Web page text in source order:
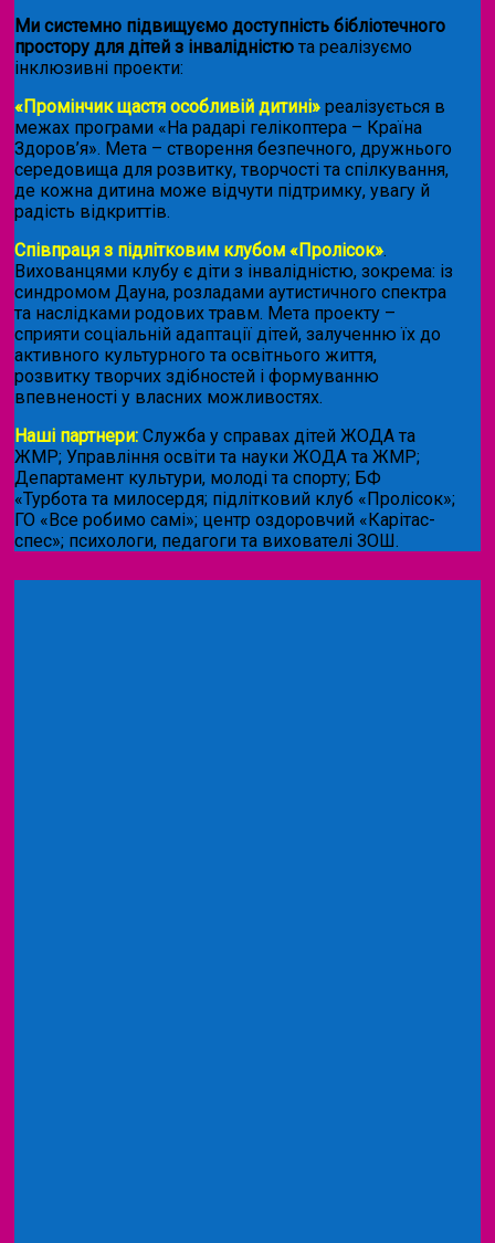
Ми системно підвищуємо доступність бібліотечного
простору для дітей з інвалідністю та реалізуємо
інклюзивні проекти:
«Промінчик щастя особливій дитині» реалізується в
межах програми «На радарі гелікоптера – Країна
Здоров’я». Мета – створення безпечного, дружнього
середовища для розвитку, творчості та спілкування,
де кожна дитина може відчути підтримку, увагу й
радість відкриттів.
Співпраця з підлітковим клубом «Пролісок».
Вихованцями клубу є діти з інвалідністю, зокрема: із
синдромом Дауна, розладами аутистичного спектра
та наслідками родових травм. Мета проекту –
сприяти соціальній адаптації дітей, залученню їх до
активного культурного та освітнього життя,
розвитку творчих здібностей і формуванню
впевненості у власних можливостях.
Наші партнери: Служба у справах дітей ЖОДА та
ЖМР; Управління освіти та науки ЖОДА та ЖМР;
Департамент культури, молоді та спорту; БФ
«Турбота та милосердя; підлітковий клуб «Пролісок»;
ГО «Все робимо самі»; центр оздоровчий «Карітас-
спес»; психологи, педагоги та вихователі ЗОШ.